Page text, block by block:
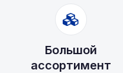
Большой
ассортимент